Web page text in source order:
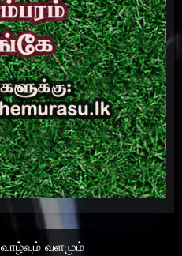
வாழ்வும் வளமும்